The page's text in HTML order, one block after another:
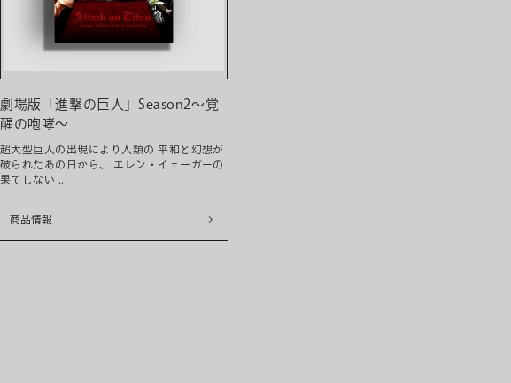
劇場版「進撃の巨人」Season2〜覚
醒の咆哮〜
超大型巨人の出現により人類の 平和と幻想が
破られたあの日から、 エレン・イェーガーの
果てしない ...
商品情報